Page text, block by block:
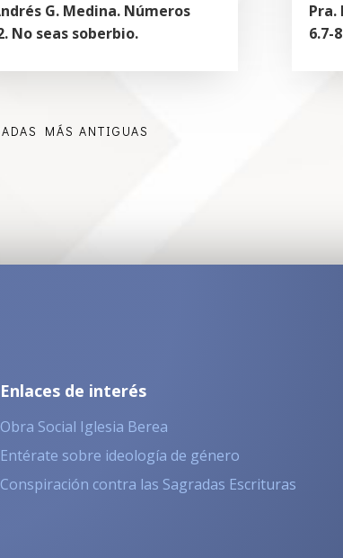
G. Medina. Números
No seas soberbio.
Pra.
6.7-
MÁS ANTIGUAS
Enlaces de interés
Obra Social Iglesia Berea
Entérate sobre ideología de género
Conspiración contra las Sagradas Escrituras